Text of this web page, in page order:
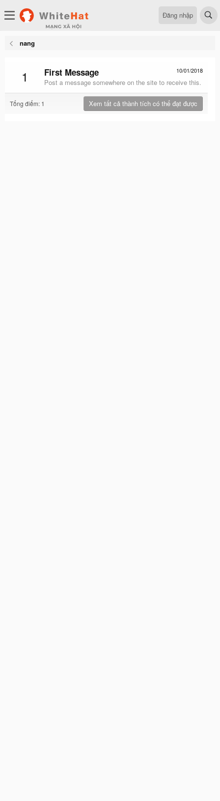
Đăng nhập
nang
1 10/01/2018
First Message
Post a message somewhere on the site to receive this.
Tổng điểm: 1 Xem tất cả thành tích có thể đạt được